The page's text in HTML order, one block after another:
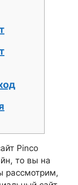
Pinco
то вы на
рассмотрим,